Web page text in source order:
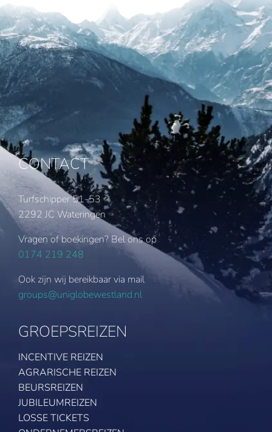
CONTACT
Turfschipper 51-53
2292 JC Wateringen
Vragen of boekingen? Bel ons op
0174 219 248
Ook zijn wij bereikbaar via mail
groups@uniglobewestland.nl
GROEPSREIZEN
INCENTIVE REIZEN
AGRARISCHE REIZEN
BEURSREIZEN
JUBILEUMREIZEN
LOSSE TICKETS